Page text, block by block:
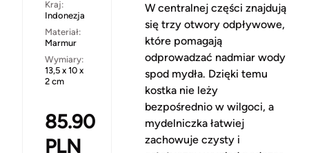
Kraj:
Indonezja
Materiał:
Marmur
Wymiary:
13,5 x 10 x
2 cm
85.90
PLN
W centralnej części znajdują
się trzy otwory odpływowe,
które pomagają
odprowadzać nadmiar wody
spod mydła. Dzięki temu
kostka nie leży
bezpośrednio w wilgoci, a
mydelniczka łatwiej
zachowuje czysty i